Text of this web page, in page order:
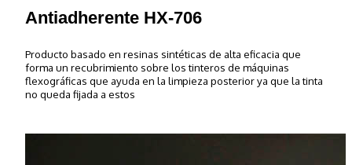
Antiadherente HX-706
Producto basado en resinas sintéticas de alta eficacia que
forma un recubrimiento sobre los tinteros de máquinas
flexográficas que ayuda en la limpieza posterior ya que la tinta
no queda fijada a estos